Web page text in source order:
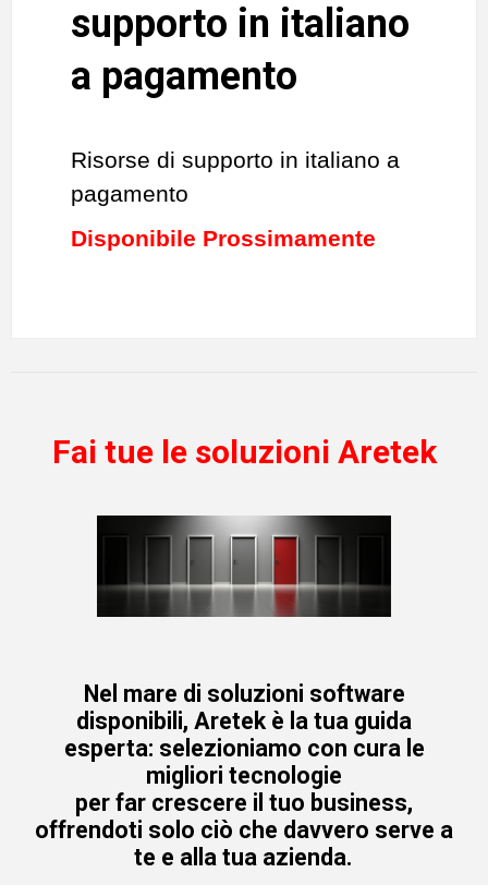
supporto in italiano
a pagamento
Risorse di supporto in italiano a
pagamento
Disponibile Prossimamente
Fai tue le soluzioni Aretek
Nel mare di soluzioni software
disponibili, Aretek è la tua guida
esperta: selezioniamo con cura le
migliori tecnologie
per far crescere il tuo business,
offrendoti solo ciò che davvero serve a
te e alla tua azienda.